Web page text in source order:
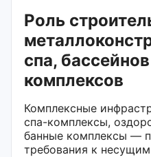
Роль
спа,
комплексов
Комплексные
спа-комплексы,
банные комплексы —
требования к